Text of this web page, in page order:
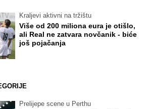
Kraljevi aktivni na tržištu
Više od 200 miliona eura je otišlo,
ali Real ne zatvara novčanik - biće
još pojačanja
Prelijepe scene u Perthu